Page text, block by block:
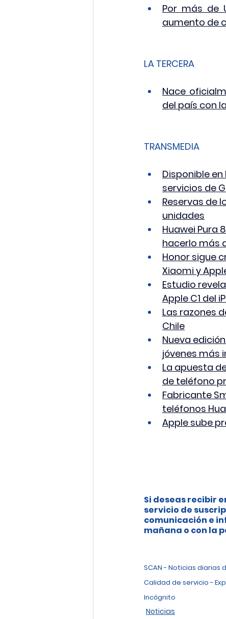
Por más de
aumento de
LA TERCERA
Nace
del país con
TRANSMEDIA
Disponible
servicios de
Reservas de
unidades
Huawei Pura
hacerlo más
Honor sigue
Xiaomi y
Estudio
Apple C1 del
Las razones
Chile
Nueva
jóvenes más
La apuesta
de teléfono
Fabricante
teléfonos
Apple sube
Si deseas recibir
servicio de
comunicación e
mañana o con la
SCAN - Noticias
Calidad de servicio -
Incógnito
Noticias